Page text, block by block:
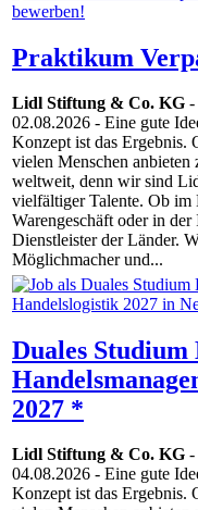
Praktikum
Lidl Stiftung & Co. KG -
02.08.2026 - Eine gute
Konzept ist das Ergebnis.
vielen Menschen
weltweit, denn wir sind
vielfältiger Talente. Ob
Warengeschäft oder in
Dienstleister der Länder.
Möglichmacher und...
Duales
2027 *
Lidl Stiftung & Co. KG -
04.08.2026 - Eine gute
Konzept ist das Ergebnis.